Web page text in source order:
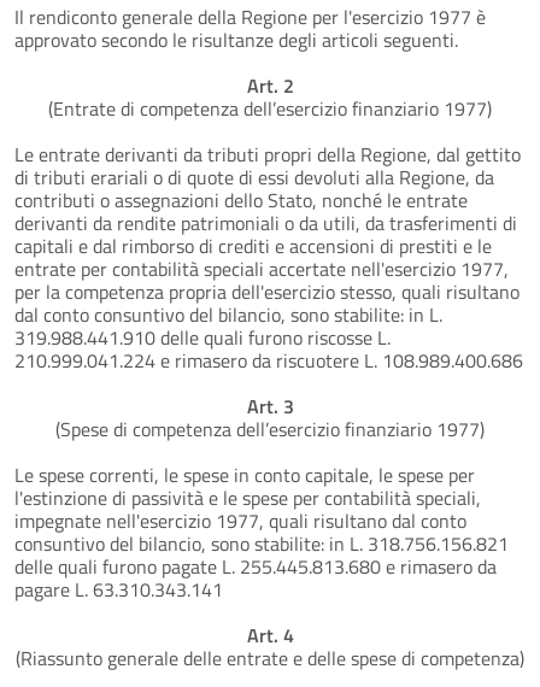
Il rendiconto generale della Regione per l'esercizio 1977 è
approvato secondo le risultanze degli articoli seguenti.
Art. 2
(Entrate di competenza dell’esercizio finanziario 1977)
Le entrate derivanti da tributi propri della Regione, dal gettito
di tributi erariali o di quote di essi devoluti alla Regione, da
contributi o assegnazioni dello Stato, nonché le entrate
derivanti da rendite patrimoniali o da utili, da trasferimenti di
capitali e dal rimborso di crediti e accensioni di prestiti e le
entrate per contabilità speciali accertate nell'esercizio 1977,
per la competenza propria dell'esercizio stesso, quali risultano
dal conto consuntivo del bilancio, sono stabilite: in L.
319.988.441.910 delle quali furono riscosse L.
210.999.041.224 e rimasero da riscuotere L. 108.989.400.686
Art. 3
(Spese di competenza dell’esercizio finanziario 1977)
Le spese correnti, le spese in conto capitale, le spese per
l'estinzione di passività e le spese per contabilità speciali,
impegnate nell'esercizio 1977, quali risultano dal conto
consuntivo del bilancio, sono stabilite: in L. 318.756.156.821
delle quali furono pagate L. 255.445.813.680 e rimasero da
pagare L. 63.310.343.141
Art. 4
(Riassunto generale delle entrate e delle spese di competenza)